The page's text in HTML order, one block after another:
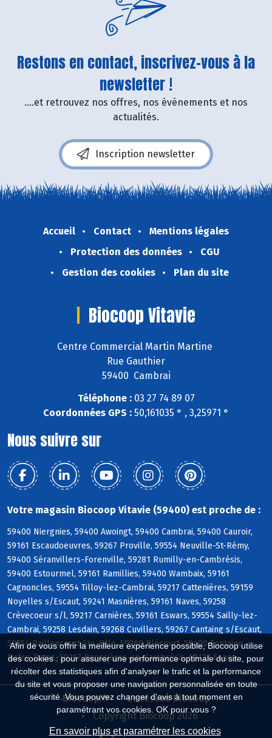
Afin de vous offrir la meilleure expérience possible, Biocoop utilise
des cookies : pour assurer une performance optimale du site, pour
récolter des statistiques afin d'analyser le trafic et la performance
du site et vous proposer une navigation personnalisée en toute
sécurité. Vous pouvez changer d'avis à tout moment en
paramétrant vos cookies. OK pour vous ?
En savoir plus et paramétrer les cookies
Restons en contact, inscrivez-vous à la
newsletter !
....et retrouvez nos offres, nos événements et nos
actualités.
Inscription newsletter
Accueil Contact
Mentions légales
Protection des données
CGU
Gestion des cookies
Plan du site
Biocoop Vitavie
Centre Commercial Martin Martine
Rue Gauthier
59400 Cambrai
Téléphone :03 27 74 89 07
Coordonnées GPS : 50,161035 ° , 3,25971 °
Nous suivre sur
Votre magasin Biocoop Vitavie (59400) est proche de :
59400 Niergnies, 59400 Awoingt, 59400 Cambrai, 59400 Cauroir,
59161 Escaudoeuvres, 59267 Proville, 59554 Neuville-St-Rémy,
59400 Séranvillers-Forenville, 59281 Rumilly-en-Cambrésis,
59400 Estourmel, 59161 Ramillies, 59400 Wambaix, 59161
Cagnoncles, 59554 Tilloy-lez-Cambrai, 59217 Cattenières, 59159
Noyelles s/Escaut, 59241 Masnières, 59161 Naves, 59258
Crèvecoeur s/l, 59217 Carnières, 59161 Eswars, 59554 Sailly-lez-
Cambrai, 59258 Lesdain, 59268 Cuvillers, 59267 Cantaing s/Escaut,
59554 Raillencourt-Ste-Olle, 59268 Blécourt, 59400 Fontaine-
Notre-Dame, 59217 Boussières-en-Cambrésis, 59127 Esnes
Biocoop.fr
Le réseau Biocoop
Copyright Biocoop 2026